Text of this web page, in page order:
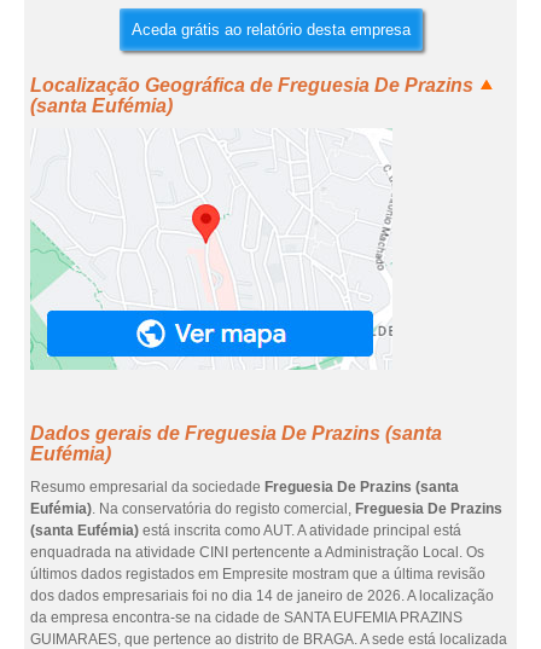
Aceda grátis ao relatório desta empresa
Localização Geográfica de Freguesia De Prazins
(santa Eufémia)
Dados gerais de Freguesia De Prazins (santa
Eufémia)
Resumo empresarial da sociedade Freguesia De Prazins (santa
Eufémia). Na conservatória do registo comercial, Freguesia De Prazins
(santa Eufémia) está inscrita como AUT. A atividade principal está
enquadrada na atividade CINI pertencente a Administração Local. Os
últimos dados registados em Empresite mostram que a última revisão
dos dados empresariais foi no dia 14 de janeiro de 2026. A localização
da empresa encontra-se na cidade de SANTA EUFEMIA PRAZINS
GUIMARAES, que pertence ao distrito de BRAGA. A sede está localizada